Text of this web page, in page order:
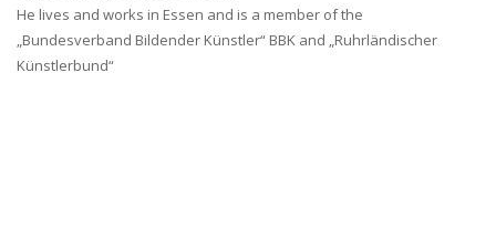
He lives and works in Essen and is a member of the
„Bundesverband Bildender Künstler“ BBK and „Ruhrländischer
Künstlerbund“